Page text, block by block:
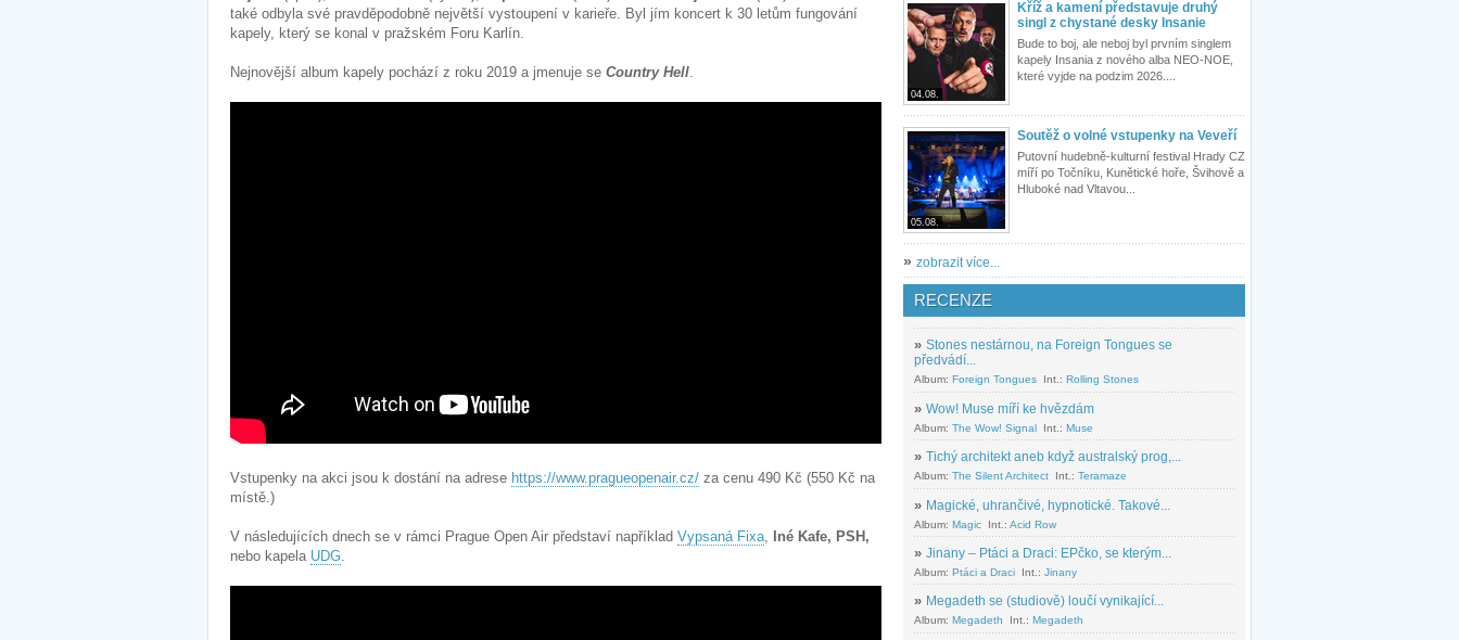
také odbyla své pravděpodobně největší vystoupení v karieře. Byl jím koncert k 30 letům fungování
kapely, který se konal v pražském Foru Karlín.
Nejnovější album kapely pochází z roku 2019 a jmenuje se Country Hell.
Vstupenky na akci jsou k dostání na adrese https://www.pragueopenair.cz/ za cenu 490 Kč (550 Kč na
místě.)
V následujících dnech se v rámci Prague Open Air představí například Vypsaná Fixa,
Iné Kafe, PSH,
nebo kapela UDG.
04.08.
Kříž a kamení představuje druhý
singl z chystané desky Insanie
Bude to boj, ale neboj byl prvním singlem
kapely Insania z nového alba NEO-NOE,
které vyjde na podzim 2026....
05.08.
Soutěž o volné vstupenky na Veveří
Putovní hudebně-kulturní festival Hrady CZ
míří po Točníku, Kunětické hoře, Švihově a
Hluboké nad Vltavou...
» zobrazit více...
RECENZE
» Stones nestárnou, na Foreign Tongues se
předvádí...
Album: Foreign Tongues Int.: Rolling Stones
» Wow! Muse míří ke hvězdám
Album: The Wow! Signal Int.: Muse
» Tichý architekt aneb když australský prog,...
Album: The Silent Architect Int.: Teramaze
» Magické, uhrančivé, hypnotické. Takové...
Album: Magic Int.: Acid Row
» Jinany – Ptáci a Draci: EPčko, se kterým...
Album: Ptáci a Draci Int.: Jinany
» Megadeth se (studiově) loučí vynikající...
Album: Megadeth Int.: Megadeth